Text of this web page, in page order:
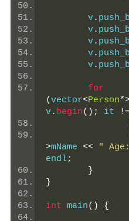
	v
.
	v
.
	v
.
	v
.
	v
.
for
(vector<Person
v. begin(); it
>mName << "
endl;
}
}
int main() {